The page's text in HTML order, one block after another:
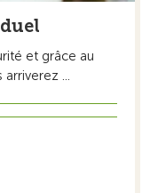
et grâce au
...